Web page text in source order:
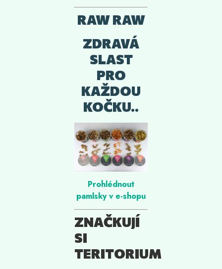
RAW RAW
ZDRAVÁ
SLAST
PRO
KAŽDOU
KOČKU..
Prohlédnout
pamlsky v e-shopu
ZNAČKUJÍ
SI
TERITORIUM